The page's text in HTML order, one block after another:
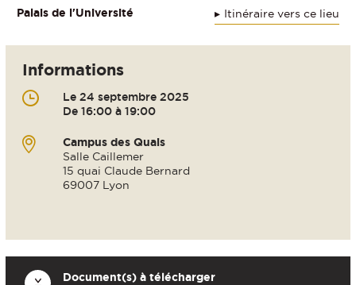
Itinéraire vers ce lieu
Palais de l'Université
Informations
Le 24 septembre 2025
De 16:00 à 19:00
Campus des Quais
Salle Caillemer
15 quai Claude Bernard
69007 Lyon
Document(s) à télécharger